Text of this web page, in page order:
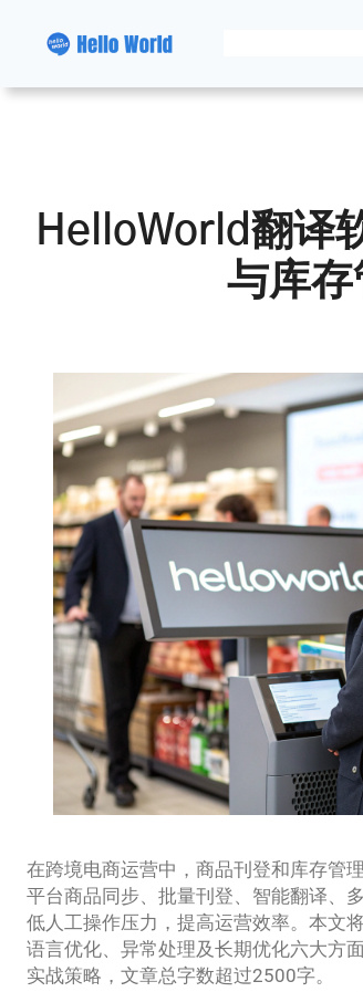
容
HelloWorld翻译
与库
在跨境电商运营中，商品刊登和库存管
平台商品同步、批量刊登、智能翻译、
低人工操作压力，提高运营效率。本文
语言优化、异常处理及长期优化六大方
实战策略，文章总字数超过2500字。